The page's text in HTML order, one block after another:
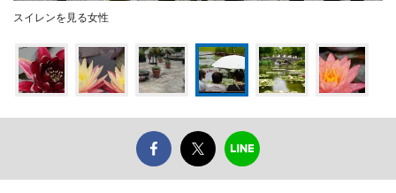
スイレンを見る女性